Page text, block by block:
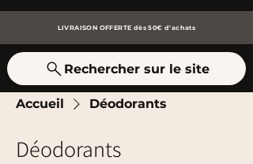
LIVRAISON OFFERTE dès 50€ d'achats
Rechercher sur le site
Accueil Déodorants
Déodorants